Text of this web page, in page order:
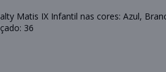
Matis IX Infantil nas cores: Azul,
36